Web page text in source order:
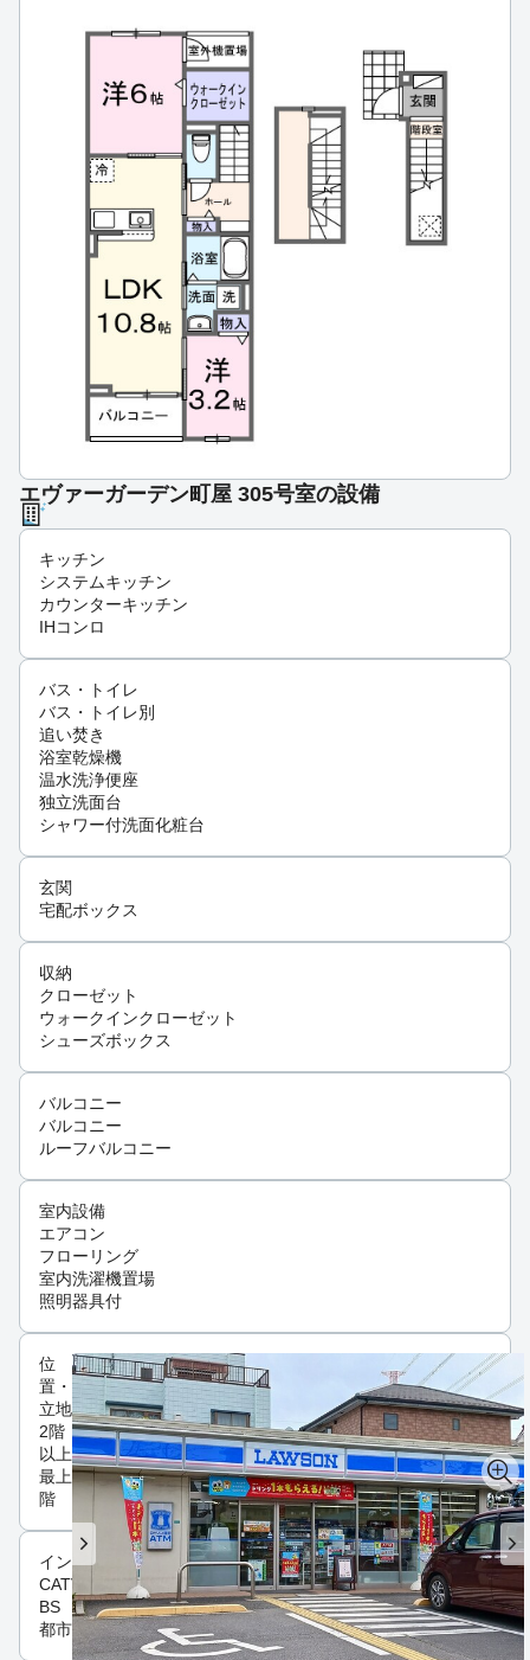
エヴァーガーデン町屋 305号室の設備
キッチン
システムキッチン
カウンターキッチン
IHコンロ
バス・トイレ
バス・トイレ別
追い焚き
浴室乾燥機
温水洗浄便座
独立洗面台
シャワー付洗面化粧台
玄関
宅配ボックス
収納
クローゼット
ウォークインクローゼット
シューズボックス
バルコニー
バルコニー
ルーフバルコニー
室内設備
エアコン
フローリング
室内洗濯機置場
照明器具付
位
置・
立地
2階
以上
最上
階
インフラ
CATV
BS
都市ガス